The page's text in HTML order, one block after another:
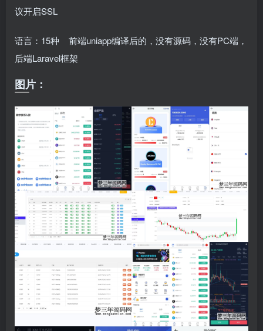
议开启SSL
语言：15种 前端uniapp编译后的，没有源码，没有PC端，
后端Laravel框架
图片：